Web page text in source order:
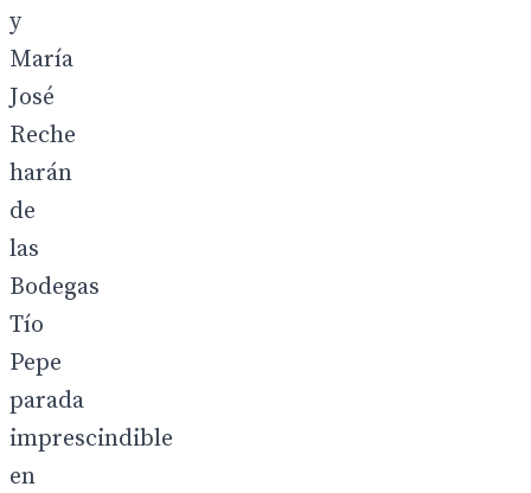
y
María
José
Reche
harán
de
las
Bodegas
Tío
Pepe
parada
imprescindible
en